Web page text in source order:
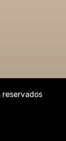
reservados